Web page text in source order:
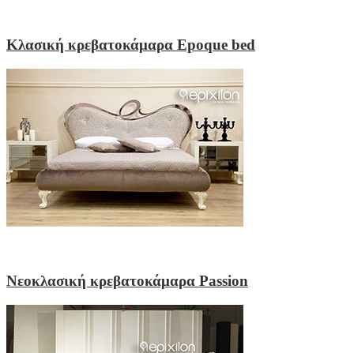
Κλασική κρεβατοκάμαρα Epoque bed
Νεοκλασική κρεβατοκάμαρα Passion